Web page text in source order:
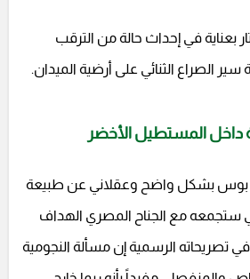
بعناية في إحداث حالة من الترقب
سير الصراع الثنائي على أرضية الميدان.
داخل المستطيل الأخضر
بوس بشكل واضح وعقلاني عن طبيعة
ستجمعه مع الجناح المصري الهداف
تصريحاته الرسمية إن مسألة النجومية